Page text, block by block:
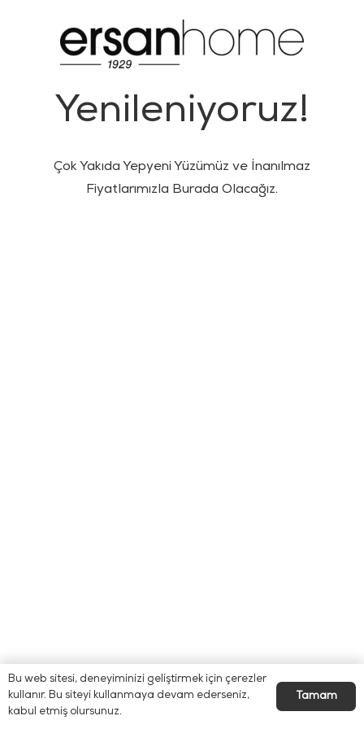
Yenileniyoruz!
Çok Yakıda Yepyeni Yüzümüz ve İnanılmaz
Fiyatlarımızla Burada Olacağız.
Bu web sitesi, deneyiminizi geliştirmek için çerezler
kullanır. Bu siteyi kullanmaya devam ederseniz,
kabul etmiş olursunuz.
Tamam